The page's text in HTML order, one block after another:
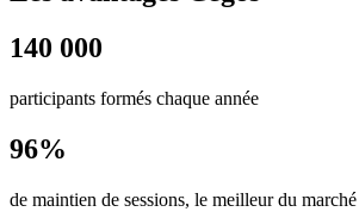
140 000
participants formés chaque année
96%
de maintien de sessions, le meilleur du marché